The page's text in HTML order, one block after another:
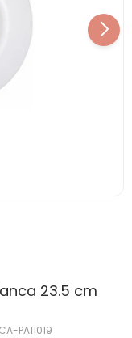
23.5 cm
PA11019